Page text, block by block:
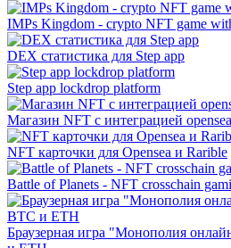
IMPs Kingdom - crypto NFT game
DEX статистика для Step app
Step app lockdrop platform
Магазин NFT с интеграцией
NFT карточки для Opensea и Rarible
Battle of Planets - NFT crosschain
Браузерная игра "Монополия